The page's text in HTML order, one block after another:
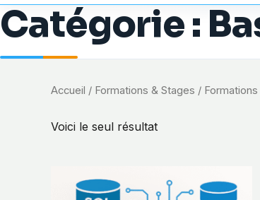
Catégorie :
Accueil / Formations & Stages / Formations
Voici le seul résultat